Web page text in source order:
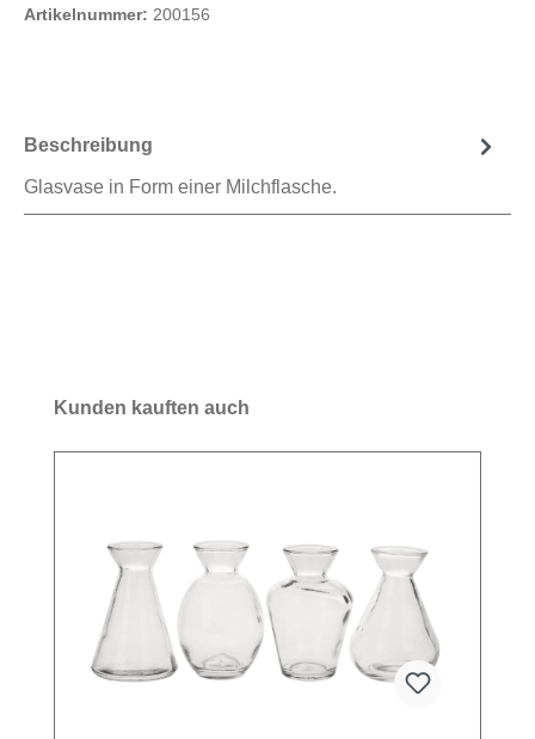
Artikelnummer: 200156
Beschreibung
Glasvase in Form einer Milchflasche.
Kunden kauften auch